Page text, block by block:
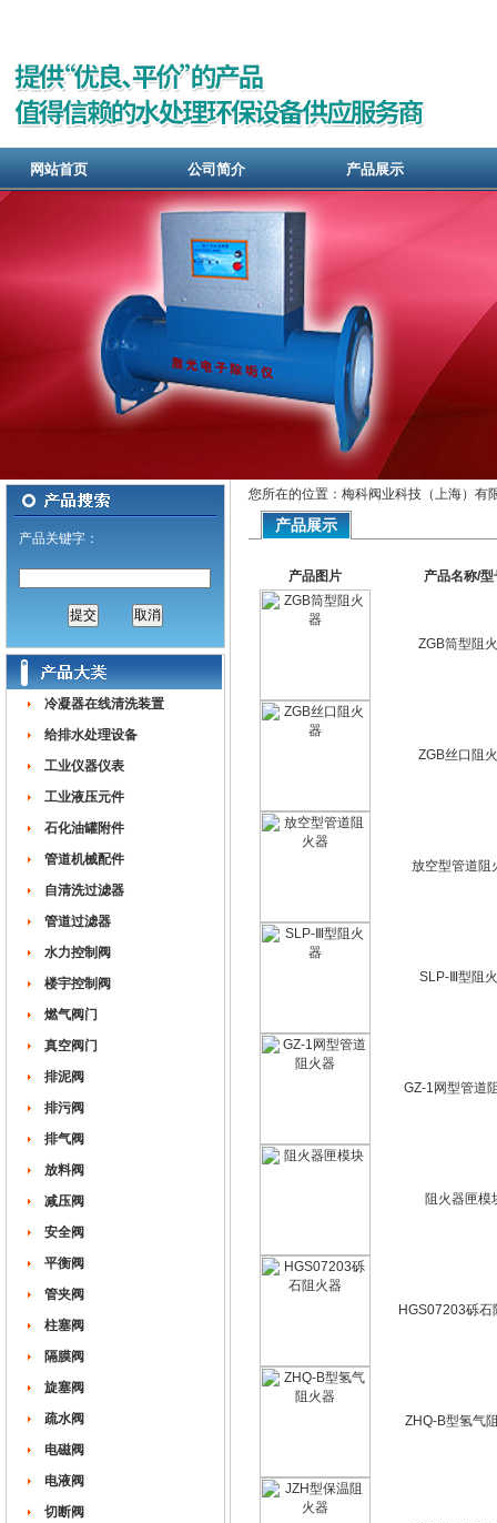
网站首页 公司简介 产品展示
产品关键字：
冷凝器在线清洗装置
给排水处理设备
工业仪器仪表
工业液压元件
石化油罐附件
管道机械配件
自清洗过滤器
管道过滤器
水力控制阀
楼宇控制阀
燃气阀门
真空阀门
排泥阀
排污阀
排气阀
放料阀
减压阀
安全阀
平衡阀
管夹阀
柱塞阀
隔膜阀
旋塞阀
疏水阀
电磁阀
电液阀
切断阀
您所在的位置：梅科阀业科技（上海）有
产品展示
产品图片 产品名称/型
ZGB筒型阻
ZGB丝口阻
放空型管道阻
SLP-Ⅲ型阻
GZ-1网型管道
阻火器匣模
HGS07203砾石
ZHQ-B型氢气